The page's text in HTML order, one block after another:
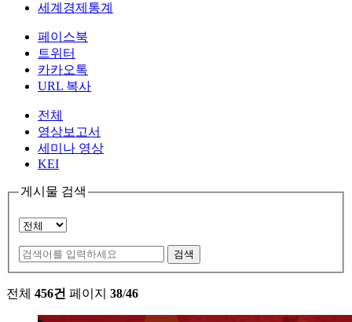
세계경제통계
페이스북
트위터
카카오톡
URL 복사
전체
영상보고서
세미나 영상
KEI
게시물 검색
검색
전체 456건 페이지 38/46